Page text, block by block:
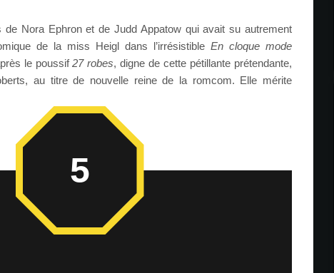
Nora Ephron et de Judd Appatow qui avait su autrement
de la miss Heigl dans l’irrésistible En cloque mode
le poussif27 robes, digne de cette pétillante prétendante,
au titre de nouvelle reine de la romcom. Elle mérite
5